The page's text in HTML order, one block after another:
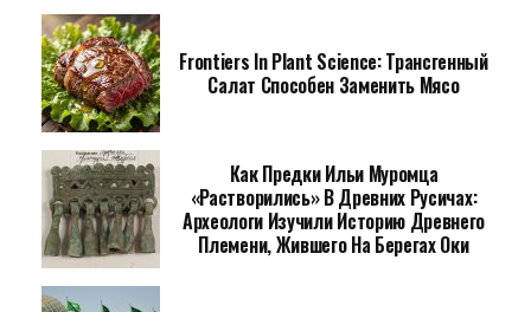
Frontiers In Plant Science: Трансгенный
Салат Способен Заменить Мясо
Как Предки Ильи Муромца
«растворились» В Древних Русичах:
Археологи Изучили Историю Древнего
Племени, Жившего На Берегах Оки